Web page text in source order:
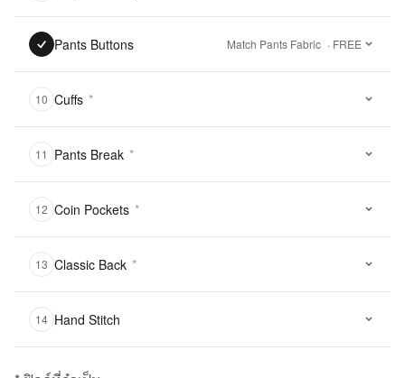
Pants Buttons Match Pants Fabric · FREE
10 Cuffs *
11 Pants Break *
12 Coin Pockets *
13 Classic Back *
14 Hand Stitch